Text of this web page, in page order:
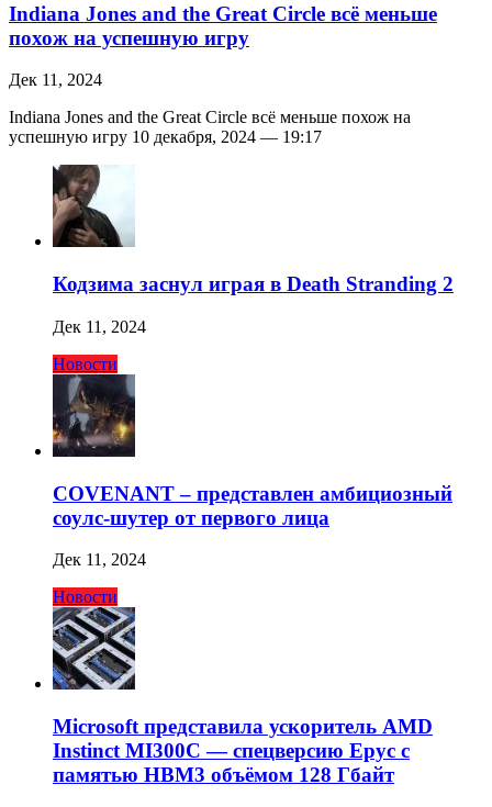
Indiana Jones and the Great Circle всё меньше
похож на успешную игру
Дек 11, 2024
Indiana Jones and the Great Circle всё меньше похож на
успешную игру 10 декабря, 2024 — 19:17
Кодзима заснул играя в Death Stranding 2
Дек 11, 2024
Новости
COVENANT – представлен амбициозный
соулс-шутер от первого лица
Дек 11, 2024
Новости
Microsoft представила ускоритель AMD
Instinct MI300C — спецверсию Epyc с
памятью HBM3 объёмом 128 Гбайт